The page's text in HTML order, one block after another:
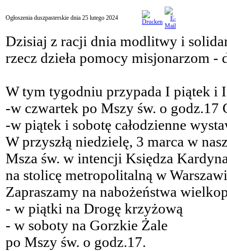
Ogłoszenia duszpasterskie dnia 25 lutego 2024
Dzisiaj z racji dnia modlitwy i
rzecz dzieła pomocy misjonarzom
W tym tygodniu przypada I piątek i
-w czwartek po Mszy św. o godz.17
-w piątek i sobotę całodzienne
W przyszłą niedzielę, 3 marca w
Msza św. w intencji Księdza
na stolicę metropolitalną w
Zapraszamy na nabożeństwa
- w piątki na Drogę krzyżową
- w soboty na Gorzkie Żale
po Mszy św. o godz.17.